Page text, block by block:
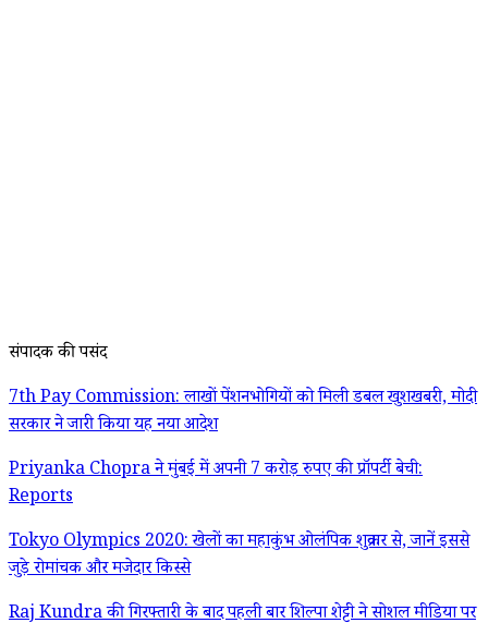
संपादक की पसंद
7th Pay Commission: लाखों पेंशनभोगियों को मिली डबल खुशखबरी, मोदी
सरकार ने जारी किया यह नया आदेश
Priyanka Chopra ने मुंबई में अपनी 7 करोड़ रुपए की प्रॉपर्टी बेची:
Reports
Tokyo Olympics 2020: खेलों का महाकुंभ ओलंपिक शुक्रवार से, जानें इससे
जुड़े रोमांचक और मजेदार किस्से
Raj Kundra की गिरफ्तारी के बाद पहली बार शिल्पा शेट्टी ने सोशल मीडिया पर